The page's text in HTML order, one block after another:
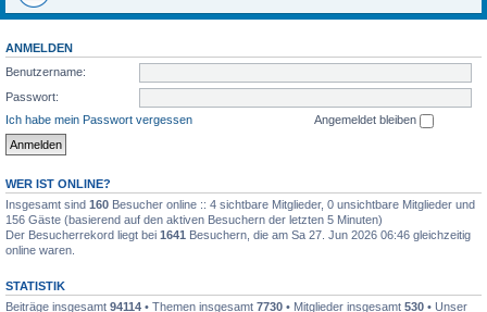
ANMELDEN
Benutzername:
Passwort:
Ich habe mein Passwort vergessen
Angemeldet bleiben
WER IST ONLINE?
Insgesamt sind 160 Besucher online :: 4 sichtbare Mitglieder, 0 unsichtbare Mitglieder und
156 Gäste (basierend auf den aktiven Besuchern der letzten 5 Minuten)
Der Besucherrekord liegt bei 1641 Besuchern, die am Sa 27. Jun 2026 06:46 gleichzeitig
online waren.
STATISTIK
Beiträge insgesamt 94114 • Themen insgesamt 7730 • Mitglieder insgesamt 530 • Unser